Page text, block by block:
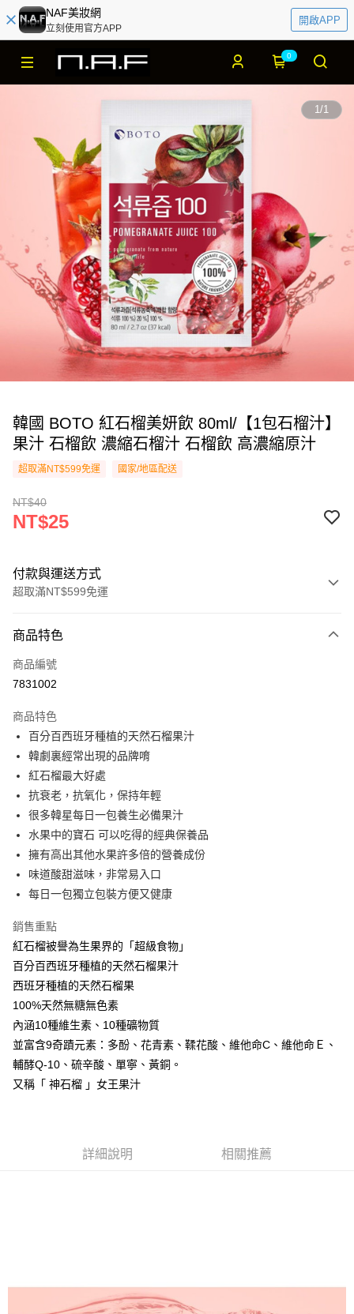
NAF美妝網
立刻使用官方APP
開啟APP
0
1/1
韓國 BOTO 紅石榴美妍飲 80ml/【1包石榴汁】
果汁 石榴飲 濃縮石榴汁 石榴飲 高濃縮原汁
超取滿NT$599免運 國家/地區配送
NT$40
NT$25
付款與運送方式
超取滿NT$599免運
信用卡一次付款
超商取貨付款
Apple Pay
街口支付
悠遊付
ATM付款
運送方式
7-11取貨付款
每筆NT$60，滿NT$599(含以上)免運費
宅配
每筆NT$60，滿NT$599(含以上)免運費
每筆NT$60，滿NT$599(含以上)免運費
NAF海外配送EMS
商品特色
商品編號
7831002
商品特色
百分百西班牙種植的天然石榴果汁
韓劇裏經常出現的品牌唷
紅石榴最大好處
抗衰老，抗氧化，保持年輕
很多韓星每日一包養生必備果汁
水果中的寶石 可以吃得的經典保養品
擁有高出其他水果許多倍的營養成份
味道酸甜滋味，非常易入口
每日一包獨立包裝方便又健康
銷售重點
紅石榴被譽為生果界的「超級食物」
百分百西班牙種植的天然石榴果汁
西班牙種植的天然石榴果
100%天然無糖無色素
內涵10種維生素、10種礦物質
並富含9奇蹟元素：多酚、花青素、鞣花酸、維他命C、維他命Ｅ、
輔酵Q-10、硫辛酸、單寧、黃銅。
又稱「 神石榴 」女王果汁
詳細說明 相關推薦